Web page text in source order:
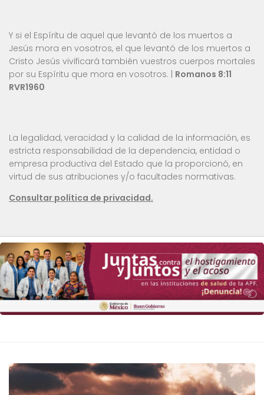
Y si el Espíritu de aquel que levantó de los muertos a
Jesús mora en vosotros, el que levantó de los muertos a
Cristo Jesús vivificará también vuestros cuerpos mortales
por su Espíritu que mora en vosotros. | Romanos 8:11
RVR1960
La legalidad, veracidad y la calidad de la información, es
estricta responsabilidad de la dependencia, entidad o
empresa productiva del Estado que la proporcionó, en
virtud de sus atribuciones y/o facultades normativas.
Consultar política de privacidad.